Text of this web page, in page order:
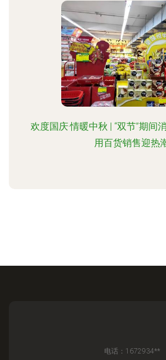
欢度国庆·情暖中秋 | “双节”期间
用百货销售迎热
电话：1672934**